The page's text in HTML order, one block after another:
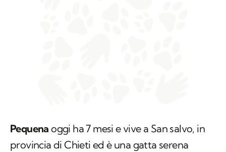
Pequena oggi ha 7 mesi e vive a San salvo, in
provincia di Chieti ed è una gatta serena